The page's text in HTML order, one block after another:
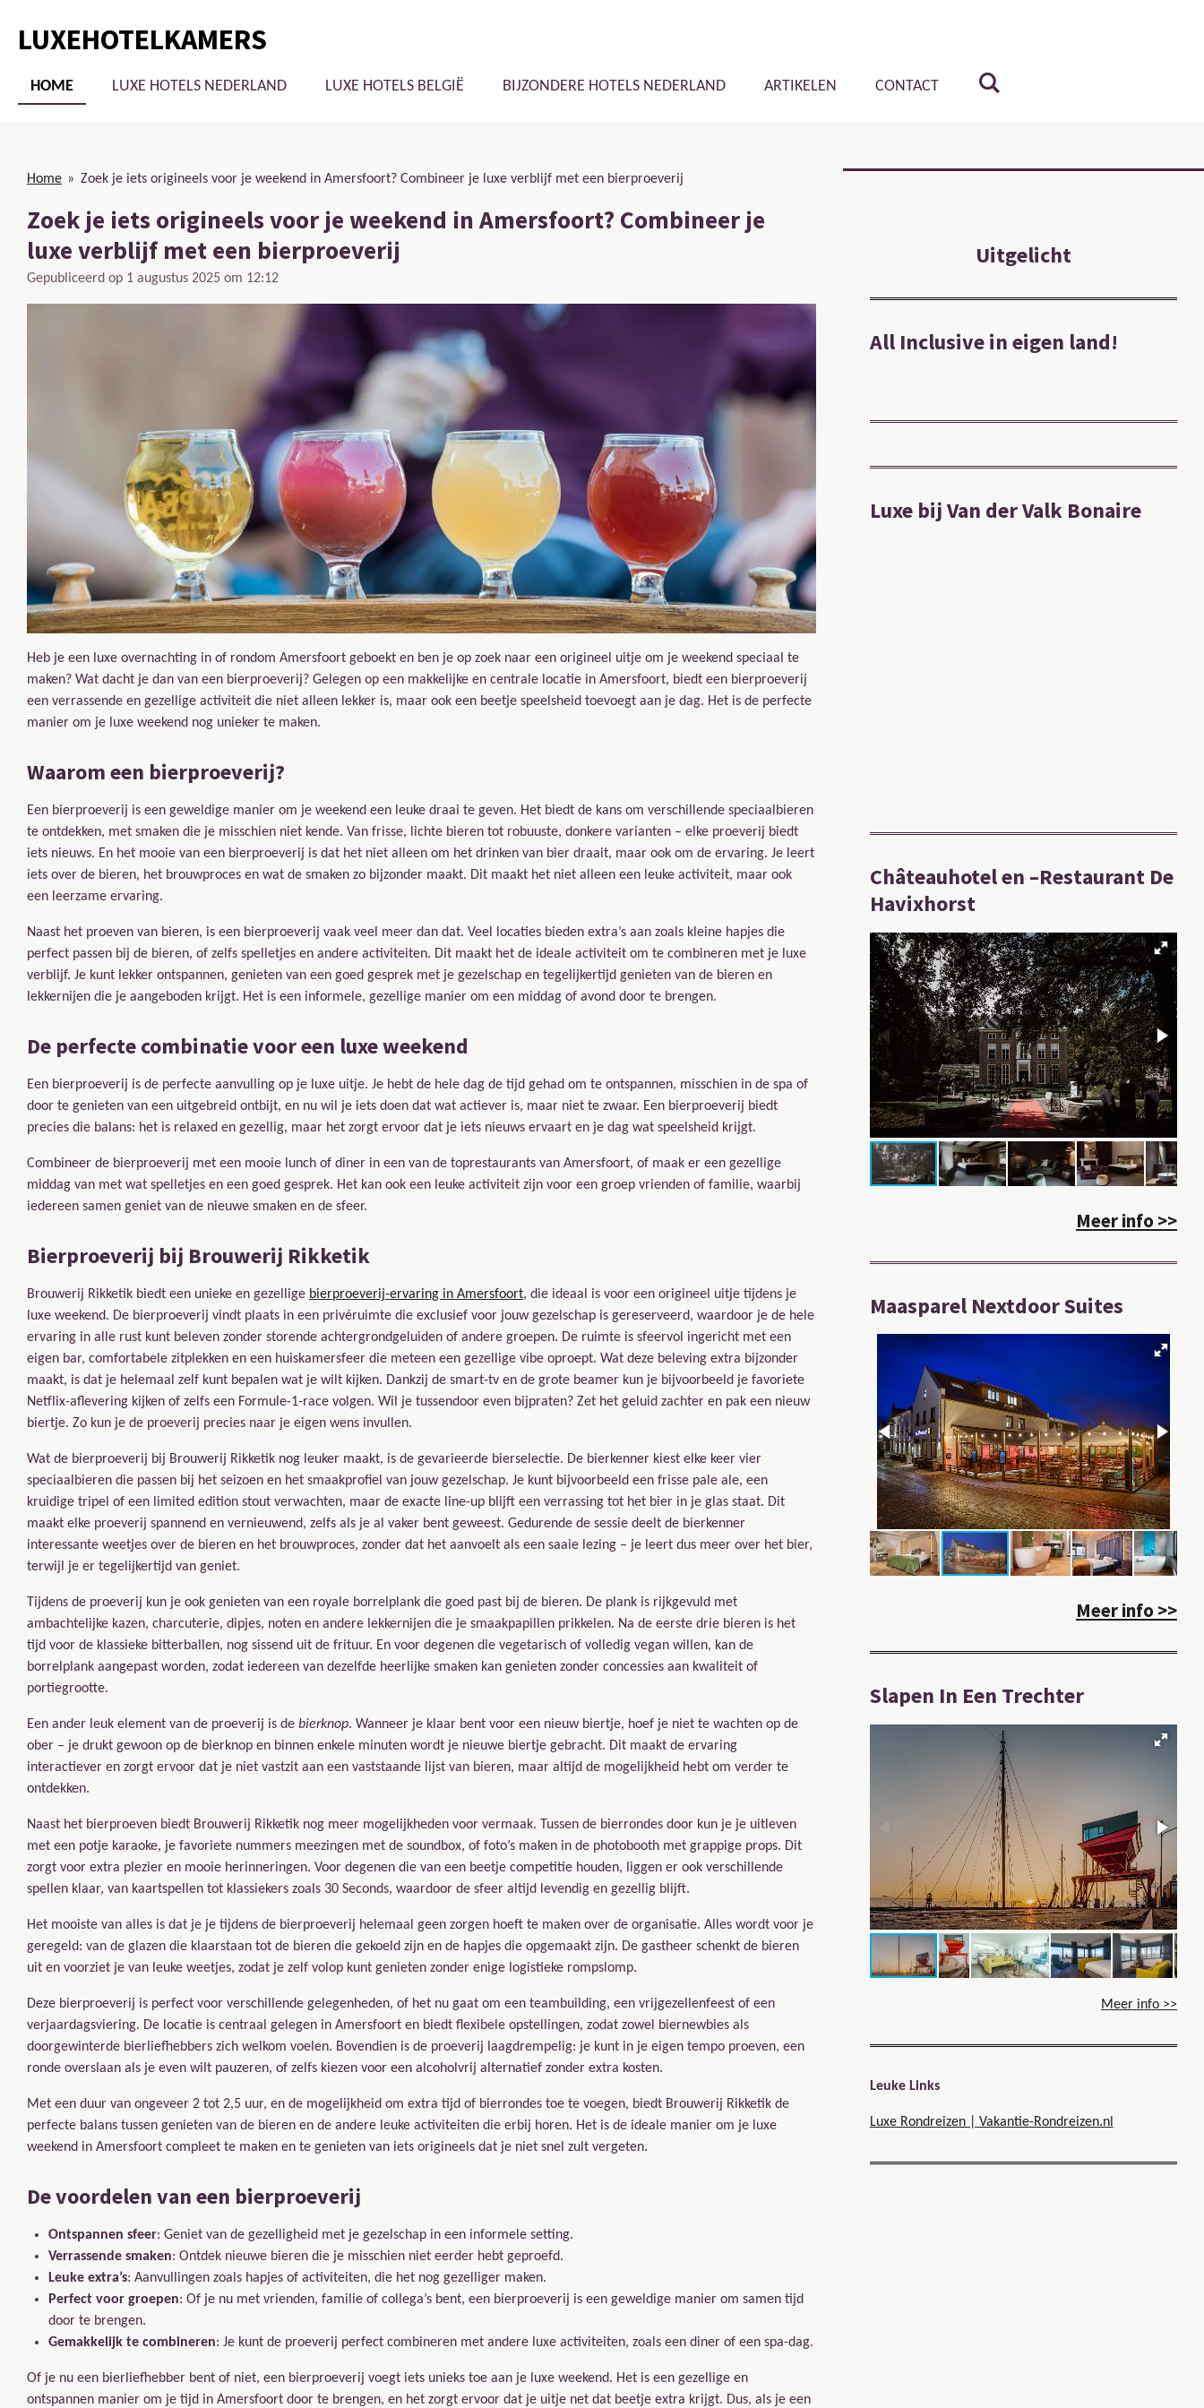
direct
hoofdinhoud
LUXEHOTELKAMERS
HOME LUXE HOTELS NEDERLAND LUXE HOTELS BELGIË BIJZONDERE HOTELS NEDERLAND ARTIKELEN CONTACT
Home » Zoek je iets origineels voor je weekend in Amersfoort? Combineer je luxe verblijf met een bierproeverij
Zoek je iets origineels voor je weekend in Amersfoort? Combineer je
luxe verblijf met een bierproeverij
Gepubliceerd op 1 augustus 2025 om 12:12
Heb je een luxe overnachting in of rondom Amersfoort geboekt en ben je op zoek naar een origineel uitje om je weekend speciaal te
maken? Wat dacht je dan van een bierproeverij? Gelegen op een makkelijke en centrale locatie in Amersfoort, biedt een bierproeverij
een verrassende en gezellige activiteit die niet alleen lekker is, maar ook een beetje speelsheid toevoegt aan je dag. Het is de perfecte
manier om je luxe weekend nog unieker te maken.
Waarom een bierproeverij?
Een bierproeverij is een geweldige manier om je weekend een leuke draai te geven. Het biedt de kans om verschillende speciaalbieren
te ontdekken, met smaken die je misschien niet kende. Van frisse, lichte bieren tot robuuste, donkere varianten – elke proeverij biedt
iets nieuws. En het mooie van een bierproeverij is dat het niet alleen om het drinken van bier draait, maar ook om de ervaring. Je leert
iets over de bieren, het brouwproces en wat de smaken zo bijzonder maakt. Dit maakt het niet alleen een leuke activiteit, maar ook
een leerzame ervaring.
Naast het proeven van bieren, is een bierproeverij vaak veel meer dan dat. Veel locaties bieden extra’s aan zoals kleine hapjes die
perfect passen bij de bieren, of zelfs spelletjes en andere activiteiten. Dit maakt het de ideale activiteit om te combineren met je luxe
verblijf. Je kunt lekker ontspannen, genieten van een goed gesprek met je gezelschap en tegelijkertijd genieten van de bieren en
lekkernijen die je aangeboden krijgt. Het is een informele, gezellige manier om een middag of avond door te brengen.
De perfecte combinatie voor een luxe weekend
Een bierproeverij is de perfecte aanvulling op je luxe uitje. Je hebt de hele dag de tijd gehad om te ontspannen, misschien in de spa of
door te genieten van een uitgebreid ontbijt, en nu wil je iets doen dat wat actiever is, maar niet te zwaar. Een bierproeverij biedt
precies die balans: het is relaxed en gezellig, maar het zorgt ervoor dat je iets nieuws ervaart en je dag wat speelsheid krijgt.
Combineer de bierproeverij met een mooie lunch of diner in een van de toprestaurants van Amersfoort, of maak er een gezellige
middag van met wat spelletjes en een goed gesprek. Het kan ook een leuke activiteit zijn voor een groep vrienden of familie, waarbij
iedereen samen geniet van de nieuwe smaken en de sfeer.
Bierproeverij bij Brouwerij Rikketik
Brouwerij Rikketik biedt een unieke en gezellige bierproeverij-ervaring in Amersfoort, die ideaal is voor een origineel uitje tijdens je
luxe weekend. De bierproeverij vindt plaats in een privéruimte die exclusief voor jouw gezelschap is gereserveerd, waardoor je de hele
ervaring in alle rust kunt beleven zonder storende achtergrondgeluiden of andere groepen. De ruimte is sfeervol ingericht met een
eigen bar, comfortabele zitplekken en een huiskamersfeer die meteen een gezellige vibe oproept. Wat deze beleving extra bijzonder
maakt, is dat je helemaal zelf kunt bepalen wat je wilt kijken. Dankzij de smart-tv en de grote beamer kun je bijvoorbeeld je favoriete
Netflix-aflevering kijken of zelfs een Formule-1-race volgen. Wil je tussendoor even bijpraten? Zet het geluid zachter en pak een nieuw
biertje. Zo kun je de proeverij precies naar je eigen wens invullen.
Wat de bierproeverij bij Brouwerij Rikketik nog leuker maakt, is de gevarieerde bierselectie. De bierkenner kiest elke keer vier
speciaalbieren die passen bij het seizoen en het smaakprofiel van jouw gezelschap. Je kunt bijvoorbeeld een frisse pale ale, een
kruidige tripel of een limited edition stout verwachten, maar de exacte line-up blijft een verrassing tot het bier in je glas staat. Dit
maakt elke proeverij spannend en vernieuwend, zelfs als je al vaker bent geweest. Gedurende de sessie deelt de bierkenner
interessante weetjes over de bieren en het brouwproces, zonder dat het aanvoelt als een saaie lezing – je leert dus meer over het bier,
terwijl je er tegelijkertijd van geniet.
Tijdens de proeverij kun je ook genieten van een royale borrelplank die goed past bij de bieren. De plank is rijkgevuld met
ambachtelijke kazen, charcuterie, dipjes, noten en andere lekkernijen die je smaakpapillen prikkelen. Na de eerste drie bieren is het
tijd voor de klassieke bitterballen, nog sissend uit de frituur. En voor degenen die vegetarisch of volledig vegan willen, kan de
borrelplank aangepast worden, zodat iedereen van dezelfde heerlijke smaken kan genieten zonder concessies aan kwaliteit of
portiegrootte.
Een ander leuk element van de proeverij is de bierknop. Wanneer je klaar bent voor een nieuw biertje, hoef je niet te wachten op de
ober – je drukt gewoon op de bierknop en binnen enkele minuten wordt je nieuwe biertje gebracht. Dit maakt de ervaring
interactiever en zorgt ervoor dat je niet vastzit aan een vaststaande lijst van bieren, maar altijd de mogelijkheid hebt om verder te
ontdekken.
Naast het bierproeven biedt Brouwerij Rikketik nog meer mogelijkheden voor vermaak. Tussen de bierrondes door kun je je uitleven
met een potje karaoke, je favoriete nummers meezingen met de soundbox, of foto’s maken in de photobooth met grappige props. Dit
zorgt voor extra plezier en mooie herinneringen. Voor degenen die van een beetje competitie houden, liggen er ook verschillende
spellen klaar, van kaartspellen tot klassiekers zoals 30 Seconds, waardoor de sfeer altijd levendig en gezellig blijft.
Het mooiste van alles is dat je je tijdens de bierproeverij helemaal geen zorgen hoeft te maken over de organisatie. Alles wordt voor je
geregeld: van de glazen die klaarstaan tot de bieren die gekoeld zijn en de hapjes die opgemaakt zijn. De gastheer schenkt de bieren
uit en voorziet je van leuke weetjes, zodat je zelf volop kunt genieten zonder enige logistieke rompslomp.
Deze bierproeverij is perfect voor verschillende gelegenheden, of het nu gaat om een teambuilding, een vrijgezellenfeest of een
verjaardagsviering. De locatie is centraal gelegen in Amersfoort en biedt flexibele opstellingen, zodat zowel biernewbies als
doorgewinterde bierliefhebbers zich welkom voelen. Bovendien is de proeverij laagdrempelig: je kunt in je eigen tempo proeven, een
ronde overslaan als je even wilt pauzeren, of zelfs kiezen voor een alcoholvrij alternatief zonder extra kosten.
Met een duur van ongeveer 2 tot 2,5 uur, en de mogelijkheid om extra tijd of bierrondes toe te voegen, biedt Brouwerij Rikketik de
perfecte balans tussen genieten van de bieren en de andere leuke activiteiten die erbij horen. Het is de ideale manier om je luxe
weekend in Amersfoort compleet te maken en te genieten van iets origineels dat je niet snel zult vergeten.
De voordelen van een bierproeverij
Ontspannen sfeer: Geniet van de gezelligheid met je gezelschap in een informele setting.
Verrassende smaken: Ontdek nieuwe bieren die je misschien niet eerder hebt geproefd.
Leuke extra’s: Aanvullingen zoals hapjes of activiteiten, die het nog gezelliger maken.
Perfect voor groepen: Of je nu met vrienden, familie of collega’s bent, een bierproeverij is een geweldige manier om samen tijd
door te brengen.
Gemakkelijk te combineren: Je kunt de proeverij perfect combineren met andere luxe activiteiten, zoals een diner of een spa-dag.
Of je nu een bierliefhebber bent of niet, een bierproeverij voegt iets unieks toe aan je luxe weekend. Het is een gezellige en
ontspannen manier om je tijd in Amersfoort door te brengen, en het zorgt ervoor dat je uitje net dat beetje extra krijgt. Dus, als je een
Uitgelicht
All Inclusive in eigen land!
Luxe bij Van der Valk Bonaire
Châteauhotel en –Restaurant De
Havixhorst
Meer info >>
Maasparel Nextdoor Suites
Meer info >>
Slapen In Een Trechter
Meer info >>
Leuke Links
Luxe Rondreizen | Vakantie-Rondreizen.nl